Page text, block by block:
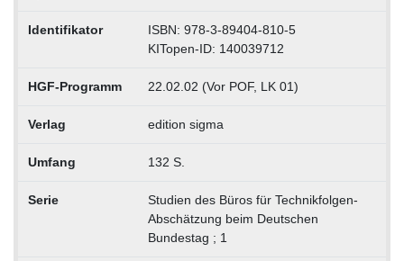
Identifikator
ISBN: 978-3-89404-810-5
KITopen-ID: 140039712
HGF-Programm 22.02.02 (Vor POF, LK 01)
Verlag edition sigma
Umfang 132 S.
Serie
Studien des Büros für Technikfolgen-
Abschätzung beim Deutschen
Bundestag ; 1